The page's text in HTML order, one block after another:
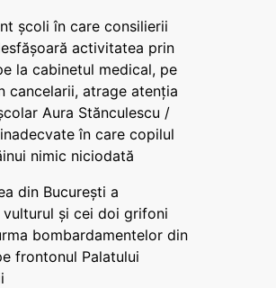
școli în care consilierii
activitatea prin
la cabinetul medical, pe
cancelarii, atrage atenția
Aura Stănculescu /
în care copilul
nimic niciodată
din București a
vulturul și cei doi grifoni
bombardamentelor din
frontonul Palatului